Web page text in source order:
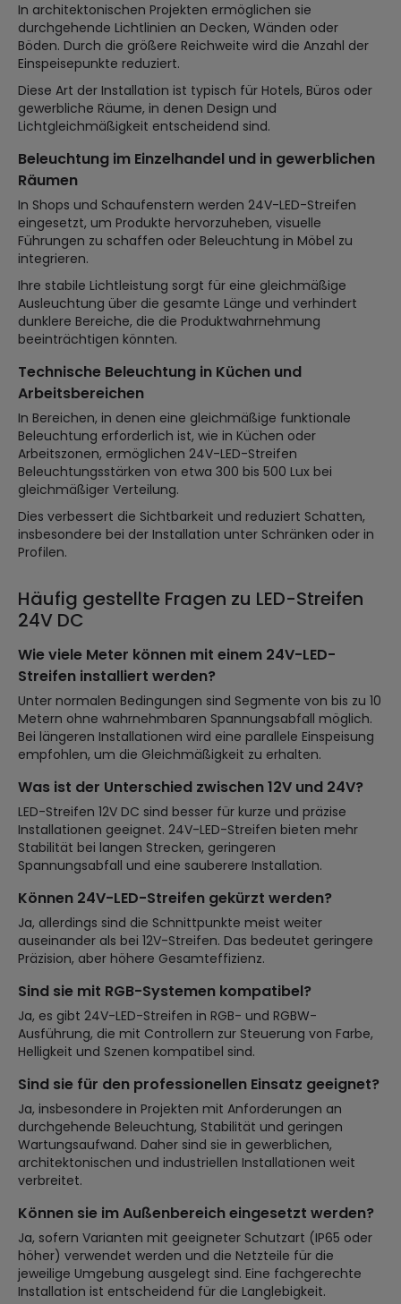
In architektonischen Projekten ermöglichen sie
durchgehende Lichtlinien an Decken, Wänden oder
Böden. Durch die größere Reichweite wird die Anzahl der
Einspeisepunkte reduziert.
Diese Art der Installation ist typisch für Hotels, Büros oder
gewerbliche Räume, in denen Design und
Lichtgleichmäßigkeit entscheidend sind.
Beleuchtung im Einzelhandel und in gewerblichen
Räumen
In Shops und Schaufenstern werden 24V-LED-Streifen
eingesetzt, um Produkte hervorzuheben, visuelle
Führungen zu schaffen oder Beleuchtung in Möbel zu
integrieren.
Ihre stabile Lichtleistung sorgt für eine gleichmäßige
Ausleuchtung über die gesamte Länge und verhindert
dunklere Bereiche, die die Produktwahrnehmung
beeinträchtigen könnten.
Technische Beleuchtung in Küchen und
Arbeitsbereichen
In Bereichen, in denen eine gleichmäßige funktionale
Beleuchtung erforderlich ist, wie in Küchen oder
Arbeitszonen, ermöglichen 24V-LED-Streifen
Beleuchtungsstärken von etwa 300 bis 500 Lux bei
gleichmäßiger Verteilung.
Dies verbessert die Sichtbarkeit und reduziert Schatten,
insbesondere bei der Installation unter Schränken oder in
Profilen.
Häufig gestellte Fragen zu LED-Streifen
24V DC
Wie viele Meter können mit einem 24V-LED-
Streifen installiert werden?
Unter normalen Bedingungen sind Segmente von bis zu 10
Metern ohne wahrnehmbaren Spannungsabfall möglich.
Bei längeren Installationen wird eine parallele Einspeisung
empfohlen, um die Gleichmäßigkeit zu erhalten.
Was ist der Unterschied zwischen 12V und 24V?
LED-Streifen 12V DC sind besser für kurze und präzise
Installationen geeignet. 24V-LED-Streifen bieten mehr
Stabilität bei langen Strecken, geringeren
Spannungsabfall und eine sauberere Installation.
Können 24V-LED-Streifen gekürzt werden?
Ja, allerdings sind die Schnittpunkte meist weiter
auseinander als bei 12V-Streifen. Das bedeutet geringere
Präzision, aber höhere Gesamteffizienz.
Sind sie mit RGB-Systemen kompatibel?
Ja, es gibt 24V-LED-Streifen in RGB- und RGBW-
Ausführung, die mit Controllern zur Steuerung von Farbe,
Helligkeit und Szenen kompatibel sind.
Sind sie für den professionellen Einsatz geeignet?
Ja, insbesondere in Projekten mit Anforderungen an
durchgehende Beleuchtung, Stabilität und geringen
Wartungsaufwand. Daher sind sie in gewerblichen,
architektonischen und industriellen Installationen weit
verbreitet.
Können sie im Außenbereich eingesetzt werden?
Ja, sofern Varianten mit geeigneter Schutzart (IP65 oder
höher) verwendet werden und die Netzteile für die
jeweilige Umgebung ausgelegt sind. Eine fachgerechte
Installation ist entscheidend für die Langlebigkeit.